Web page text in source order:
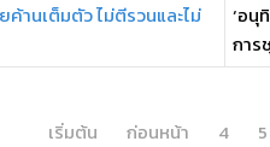
ค้านเต็มตัว ไม่ตีรวนและไม่
‘อนุ
การ
เริ่มต้น
ก่อนหน้า 4 5